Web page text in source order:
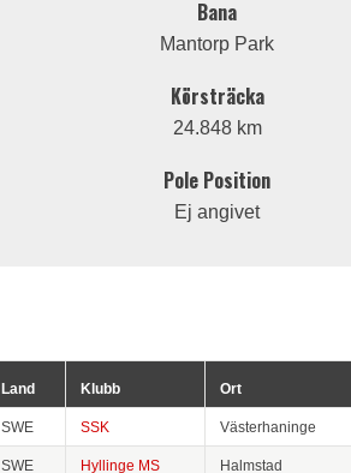
Bana
Mantorp Park
Körsträcka
24.848 km
Pole Position
Ej angivet
Land Klubb Ort
SWE SSK Västerhaninge
SWE Hyllinge MS Halmstad